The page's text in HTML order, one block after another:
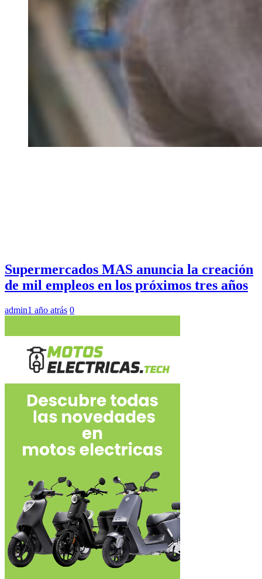
Supermercados MAS anuncia la creación
de mil empleos en los próximos tres años
admin1 año atrás 0